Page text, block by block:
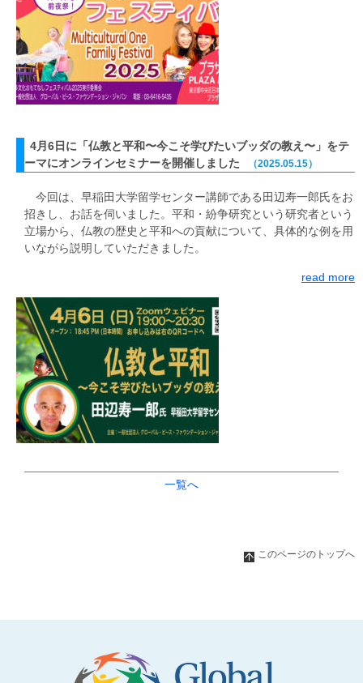
4月6日に「仏教と平和〜今こそ学びたいブッダの教え〜」をテ
ーマにオンラインセミナーを開催しました
（2025.05.15）
今回は、早稲田大学留学センター講師である田辺寿一郎氏をお
招きし、お話を伺いました。平和・紛争研究という研究者という
立場から、仏教の歴史と平和への貢献について、具体的な例を用
いながら説明していただきました。
read more
一覧へ
このページのトップへ